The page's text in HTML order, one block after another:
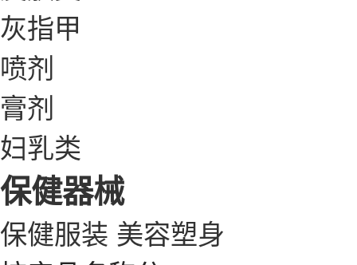
灰指甲
喷剂
膏剂
妇乳类
保健器械
保健服装 美容塑身